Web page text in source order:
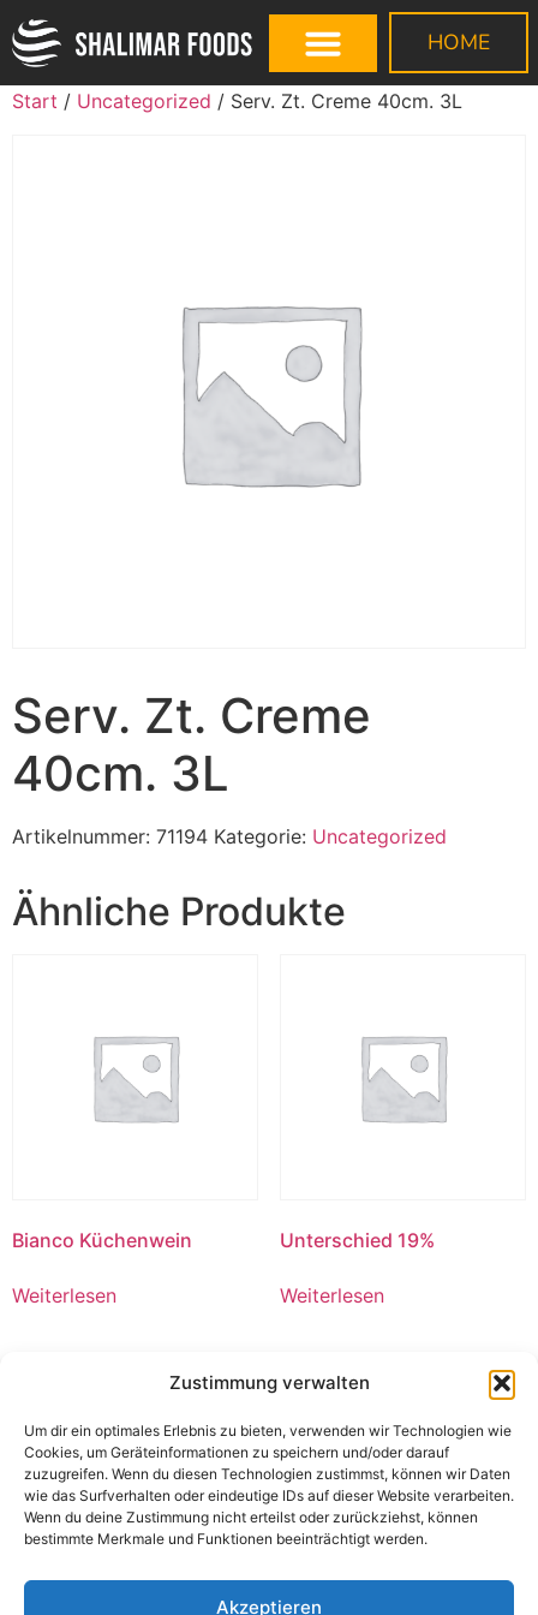
Zustimmung verwalten
Um dir ein optimales Erlebnis zu bieten, verwenden wir Technologien wie
Cookies, um Geräteinformationen zu speichern und/oder darauf
zuzugreifen. Wenn du diesen Technologien zustimmst, können wir Daten
wie das Surfverhalten oder eindeutige IDs auf dieser Website verarbeiten.
Wenn du deine Zustimmung nicht erteilst oder zurückziehst, können
bestimmte Merkmale und Funktionen beeinträchtigt werden.
Akzeptieren
HOME
Start / Uncategorized / Serv. Zt. Creme 40cm. 3L
Serv. Zt. Creme
40cm. 3L
Artikelnummer: 71194 Kategorie: Uncategorized
Ähnliche Produkte
Bianco Küchenwein
Weiterlesen
Unterschied 19%
Weiterlesen